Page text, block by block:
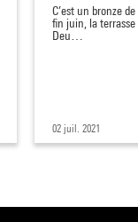
C’est un bronze
fin juin, la terrasse
Deu…
02 juil. 2021